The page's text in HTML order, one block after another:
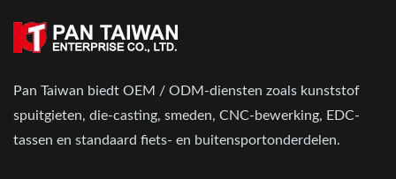
Pan Taiwan biedt OEM / ODM-diensten zoals kunststof
spuitgieten, die-casting, smeden, CNC-bewerking, EDC-
tassen en standaard fiets- en buitensportonderdelen.